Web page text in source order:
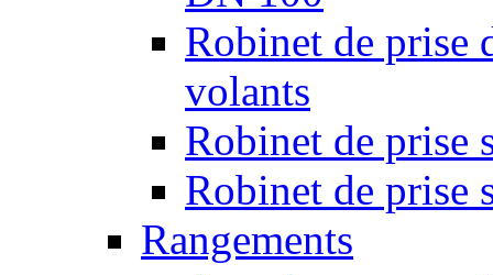
Robinet de prise
volants
Robinet de prise
Robinet de prise
Rangements